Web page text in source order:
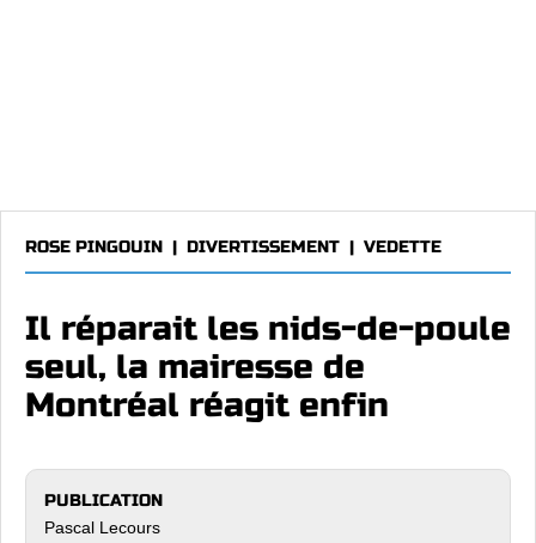
ROSE PINGOUIN | DIVERTISSEMENT | VEDETTE
Il réparait les nids-de-poule
seul, la mairesse de
Montréal réagit enfin
PUBLICATION
Pascal Lecours